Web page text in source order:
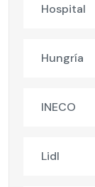
Hospital
Hungría
INECO
Lidl